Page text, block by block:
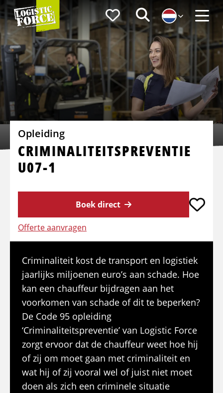
Logistic
Force
FavorietenZoeken
Menu
Opleiding
CRIMINALITEITSPREVENTIE
U07-1
Boek direct
Offerte aanvragen
Criminaliteit kost de transport en logistiek
jaarlijks miljoenen euro’s aan schade. Hoe
kan een chauffeur bijdragen aan het
voorkomen van schade of dit te beperken?
De Code 95 opleiding
‘Criminaliteitspreventie’ van Logistic Force
zorgt ervoor dat de chauffeur weet hoe hij
of zij om moet gaan met criminaliteit en
wat hij of zij vooral wel of juist niet moet
doen als zich een criminele situatie